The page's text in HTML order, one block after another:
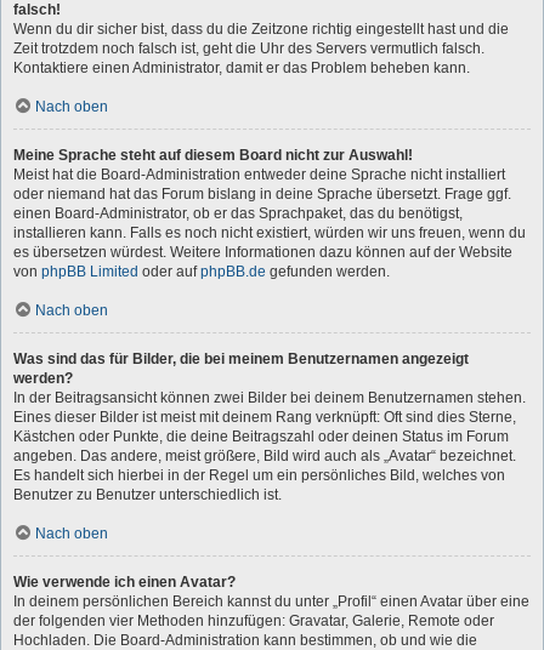
falsch!
Wenn du dir sicher bist, dass du die Zeitzone richtig eingestellt hast und die
Zeit trotzdem noch falsch ist, geht die Uhr des Servers vermutlich falsch.
Kontaktiere einen Administrator, damit er das Problem beheben kann.
Nach oben
Meine Sprache steht auf diesem Board nicht zur Auswahl!
Meist hat die Board-Administration entweder deine Sprache nicht installiert
oder niemand hat das Forum bislang in deine Sprache übersetzt. Frage ggf.
einen Board-Administrator, ob er das Sprachpaket, das du benötigst,
installieren kann. Falls es noch nicht existiert, würden wir uns freuen, wenn du
es übersetzen würdest. Weitere Informationen dazu können auf der Website
von phpBB Limited oder aufphpBB.de gefunden werden.
Nach oben
Was sind das für Bilder, die bei meinem Benutzernamen angezeigt
werden?
In der Beitragsansicht können zwei Bilder bei deinem Benutzernamen stehen.
Eines dieser Bilder ist meist mit deinem Rang verknüpft: Oft sind dies Sterne,
Kästchen oder Punkte, die deine Beitragszahl oder deinen Status im Forum
angeben. Das andere, meist größere, Bild wird auch als „Avatar“ bezeichnet.
Es handelt sich hierbei in der Regel um ein persönliches Bild, welches von
Benutzer zu Benutzer unterschiedlich ist.
Nach oben
Wie verwende ich einen Avatar?
In deinem persönlichen Bereich kannst du unter „Profil“ einen Avatar über eine
der folgenden vier Methoden hinzufügen: Gravatar, Galerie, Remote oder
Hochladen. Die Board-Administration kann bestimmen, ob und wie die